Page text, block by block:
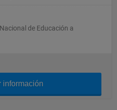
de Educación a
información